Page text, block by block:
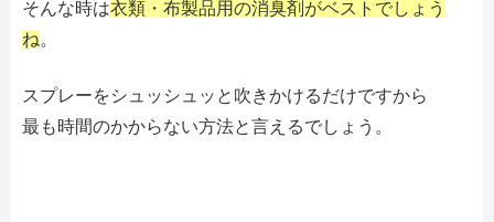
そんな時は衣類・布製品用の消臭剤がベストでしょう
ね。
スプレーをシュッシュッと吹きかけるだけですから
最も時間のかからない方法と言えるでしょう。